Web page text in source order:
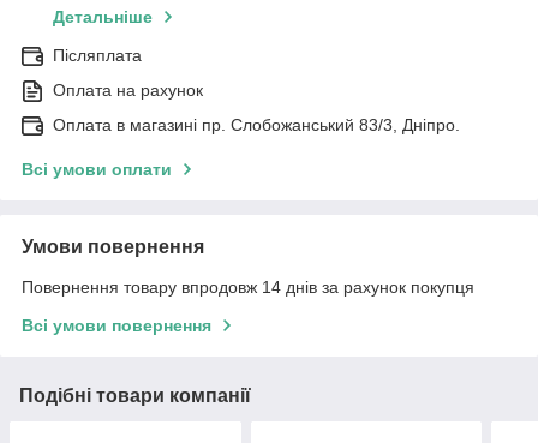
Детальніше
Післяплата
Оплата на рахунок
Оплата в магазині пр. Слобожанський 83/3, Дніпро.
Всі умови оплати
Умови повернення
Повернення товару впродовж 14 днів за рахунок покупця
Всі умови повернення
Подібні товари компанії